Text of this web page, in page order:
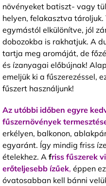
növényeket batiszt- vagy
helyen, felakasztva
egymástól elkülönítve, jól
dobozokba is rakhatjuk. A
tartja meg aromáját, de
és ízanyagai előbújnak!
emeljük ki a fűszerezéssel,
fűszert használjunk!
Az utóbbi időben egyre
fűszernövények
erkélyen, balkonon,
egyaránt. Így mindig friss
ételekhez. A friss fűszerek
erőteljesebb ízűek, éppen
óvatosabban kell bánni